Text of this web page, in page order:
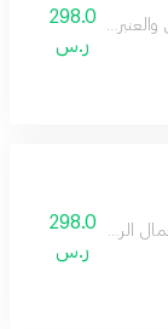
والعنبر والأخشاب
298.0
ر.س
الربيع ونقاءه بلمسات
298.0
ر.س